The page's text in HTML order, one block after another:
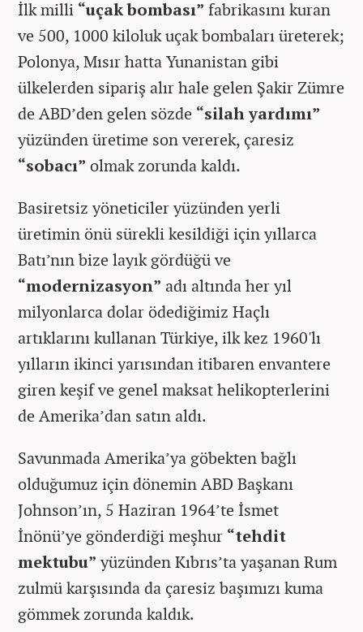
İlk milli “uçak bombası” fabrikasını kuran
ve 500, 1000 kiloluk uçak bombaları üreterek;
Polonya, Mısır hatta Yunanistan gibi
ülkelerden sipariş alır hale gelen Şakir Zümre
de ABD’den gelen sözde “silah yardımı”
yüzünden üretime son vererek, çaresiz
“sobacı” olmak zorunda kaldı.
Basiretsiz yöneticiler yüzünden yerli
üretimin önü sürekli kesildiği için yıllarca
Batı’nın bize layık gördüğü ve
“modernizasyon” adı altında her yıl
milyonlarca dolar ödediğimiz Haçlı
artıklarını kullanan Türkiye, ilk kez 1960'lı
yılların ikinci yarısından itibaren envantere
giren keşif ve genel maksat helikopterlerini
de Amerika’dan satın aldı.
Savunmada Amerika’ya göbekten bağlı
olduğumuz için dönemin ABD Başkanı
Johnson’ın, 5 Haziran 1964’te İsmet
İnönü’ye gönderdiği meşhur “tehdit
mektubu”yüzünden Kıbrıs’ta yaşanan Rum
zulmü karşısında da çaresiz başımızı kuma
gömmek zorunda kaldık.